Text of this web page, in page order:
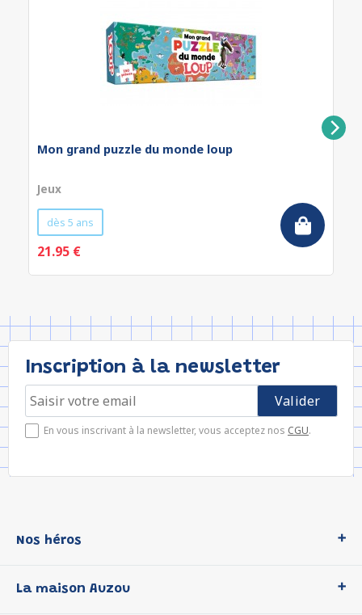
Mon grand puzzle du monde loup
Jeux
dès 5 ans
21.95 €
Inscription à la newsletter
En vous inscrivant à la newsletter, vous acceptez nos CGU.
Nos héros
P'tit Loup
La maison Auzou